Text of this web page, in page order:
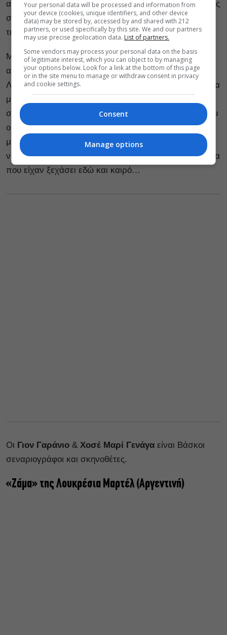
ανατρέπεται απροσδόκητα όταν κάποιος αρχίζει να της
στέλνει λουλούδια στο σπίτι της κάθε Πέμπτη . Πάντα
την ίδια ώρα και πάντοτε ανώνυμα.
Μερικά μυστηριώδη άνθη εισβάλλουν επίσης
απροειδοποίητα στις ζωές της Τέρε και της νύφης της,
Λούρδης, καθώς ένας άγνωστος αφήνει κάθε εβδομάδα
μια ανθοδέσμη στη μνήμη ενός ανθρώπου σημαντικού
στη ζωή τους. Αυτή είναι η ιστορία τριών γυναικών που
οι ζωές τους αλλάζουν καθοριστικά χάρη σε μερικά
μπουκέτα λουλούδια. Λουλούδια που τις κάνουν να
νιώθουν ότι μέσα τους ανθίζουν και πάλι συναισθήματα
που είχαν ξεχάσει εδώ και καιρό…
Οι Γιον Γαράνιο & Χοσέ Μαρί Γενάγα είναι Βάσκοι
σεναριογράφοι και σκηνοθέτες.
«Ζάμα» της Λουκρέσια Μαρτέλ (Αργεντινή)
Your personal data will be processed and information from
your device (cookies, unique identifiers, and other device
data) may be stored by, accessed by and shared with 212
partners, or used specifically by this site. We and our partners
may use precise geolocation data. List of partners.
Some vendors may process your personal data on the basis
of legitimate interest, which you can object to by managing
your options below. Look for a link at the bottom of this page
or in the site menu to manage or withdraw consent in privacy
and cookie settings.
Consent
Manage options